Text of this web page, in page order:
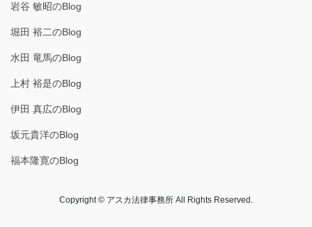
岩谷 敏昭のBlog
堀田 裕二のBlog
水田 竜馬のBlog
上村 裕是のBlog
伊田 真広のBlog
坂元貴洋のBlog
福本隆寛のBlog
Copyright © アスカ法律事務所 All Rights Reserved.